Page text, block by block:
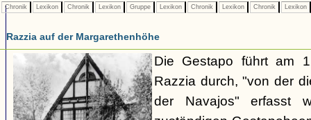
Chronik Lexikon Chronik Lexikon Gruppe Lexikon Chronik Lexikon Chronik Lexikon
Razzia auf der Margarethenhöhe
Die Gestapo führt am
Razzia durch, "von der
der Navajos" erfasst